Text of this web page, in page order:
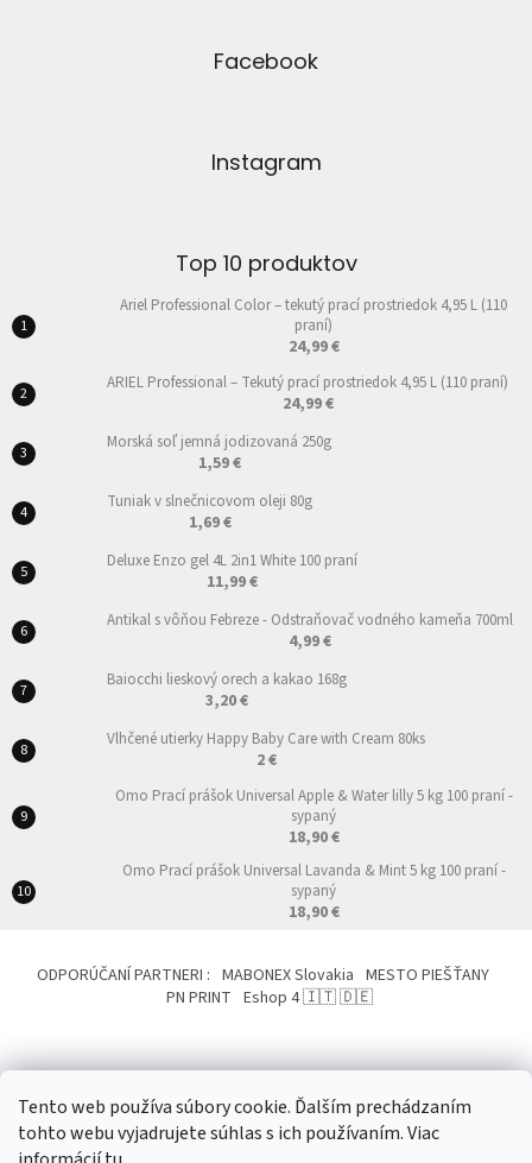
Tento web používa súbory cookie. Ďalším prechádzaním
tohto webu vyjadrujete súhlas s ich používaním. Viac
Facebook
Instagram
Top 10 produktov
Ariel Professional Color – tekutý prací prostriedok 4,95 L (110
praní)
24,99 €
ARIEL Professional – Tekutý prací prostriedok 4,95 L (110 praní)
24,99 €
Morská soľ jemná jodizovaná 250g
1,59 €
Tuniak v slnečnicovom oleji 80g
1,69 €
Deluxe Enzo gel 4L 2in1 White 100 praní
11,99 €
Antikal s vôňou Febreze - Odstraňovač vodného kameňa 700ml
4,99 €
Baiocchi lieskový orech a kakao 168g
3,20 €
Vlhčené utierky Happy Baby Care with Cream 80ks
2 €
Omo Prací prášok Universal Apple & Water lilly 5 kg 100 praní -
sypaný
18,90 €
Omo Prací prášok Universal Lavanda & Mint 5 kg 100 praní -
sypaný
18,90 €
ODPORÚČANÍ PARTNERI : MABONEX Slovakia MESTO PIEŠŤANY
PN PRINT Eshop 4 🇮🇹 🇩🇪
Vytvoril Shoptet